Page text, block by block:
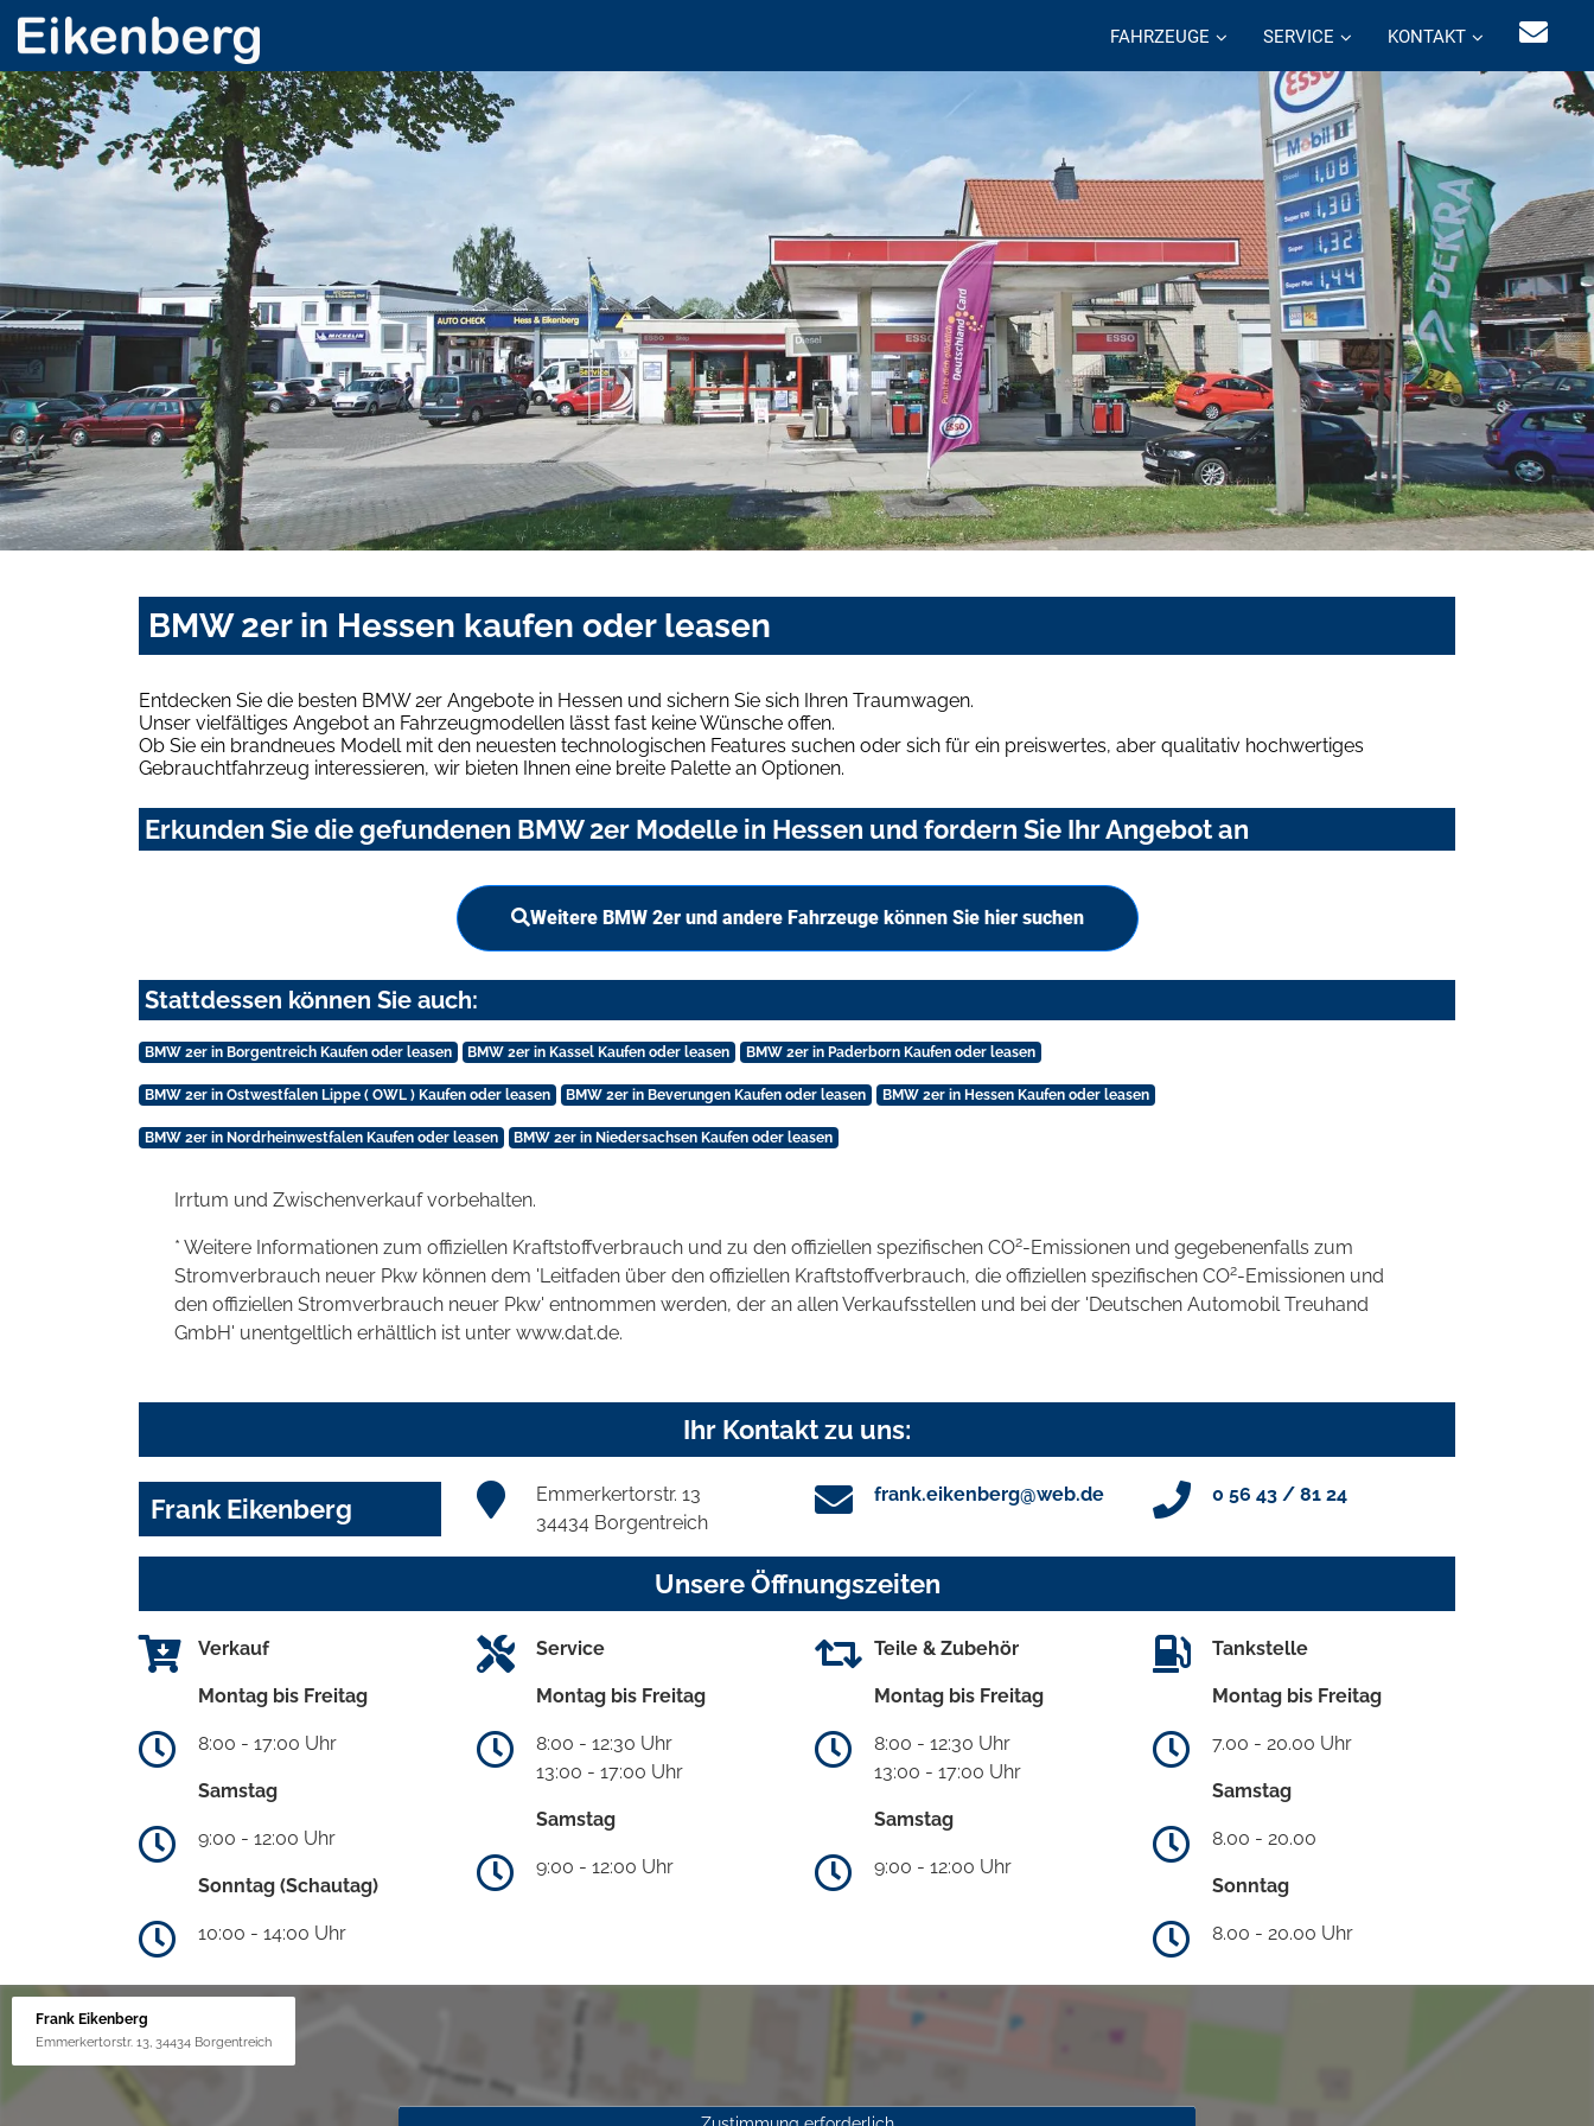
FAHRZEUGE SERVICE KONTAKT
BMW 2er in Hessen kaufen oder leasen
Entdecken Sie die besten BMW 2er Angebote in Hessen und sichern Sie sich Ihren Traumwagen.
Unser vielfältiges Angebot an Fahrzeugmodellen lässt fast keine Wünsche offen.
Ob Sie ein brandneues Modell mit den neuesten technologischen Features suchen oder sich für ein preiswertes, aber qualitativ hochwertiges
Gebrauchtfahrzeug interessieren, wir bieten Ihnen eine breite Palette an Optionen.
Erkunden Sie die gefundenen BMW 2er Modelle in Hessen und fordern Sie Ihr Angebot an
Weitere BMW 2er und andere Fahrzeuge können Sie hier suchen
Stattdessen können Sie auch:
BMW 2er in Borgentreich Kaufen oder leasen BMW 2er in Kassel Kaufen oder leasen BMW 2er in Paderborn Kaufen oder leasen
BMW 2er in Ostwestfalen Lippe ( OWL ) Kaufen oder leasen BMW 2er in Beverungen Kaufen oder leasen BMW 2er in Hessen Kaufen oder leasen
BMW 2er in Nordrheinwestfalen Kaufen oder leasen BMW 2er in Niedersachsen Kaufen oder leasen
Irrtum und Zwischenverkauf vorbehalten.
* Weitere Informationen zum offiziellen Kraftstoffverbrauch und zu den offiziellen spezifischen CO2-Emissionen und gegebenenfalls zum
Stromverbrauch neuer Pkw können dem 'Leitfaden über den offiziellen Kraftstoffverbrauch, die offiziellen spezifischen CO2-Emissionen und
den offiziellen Stromverbrauch neuer Pkw' entnommen werden, der an allen Verkaufsstellen und bei der 'Deutschen Automobil Treuhand
GmbH' unentgeltlich erhältlich ist unter www.dat.de.
Ihr Kontakt zu uns:
Frank Eikenberg
Emmerkertorstr. 13
34434 Borgentreich
frank.eikenberg@web.de 0 56 43 / 81 24
Unsere Öffnungszeiten
Verkauf
Montag bis Freitag
8:00 - 17:00 Uhr
Samstag
9:00 - 12:00 Uhr
Sonntag (Schautag)
10:00 - 14:00 Uhr
Service
Montag bis Freitag
8:00 - 12:30 Uhr
13:00 - 17:00 Uhr
Samstag
9:00 - 12:00 Uhr
Teile & Zubehör
Montag bis Freitag
8:00 - 12:30 Uhr
13:00 - 17:00 Uhr
Samstag
9:00 - 12:00 Uhr
Tankstelle
Montag bis Freitag
7.00 - 20.00 Uhr
Samstag
8.00 - 20.00
Sonntag
8.00 - 20.00 Uhr
Frank Eikenberg
Emmerkertorstr. 13, 34434 Borgentreich